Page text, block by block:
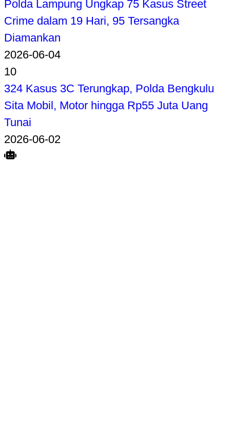
Polda Lampung Ungkap 75 Kasus Street
Crime dalam 19 Hari, 95 Tersangka
Diamankan
2026-06-04
10
324 Kasus 3C Terungkap, Polda Bengkulu
Sita Mobil, Motor hingga Rp55 Juta Uang
Tunai
2026-06-02